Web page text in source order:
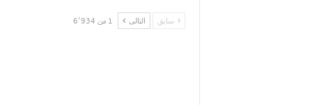
سابق التالى 1 من 6٬934